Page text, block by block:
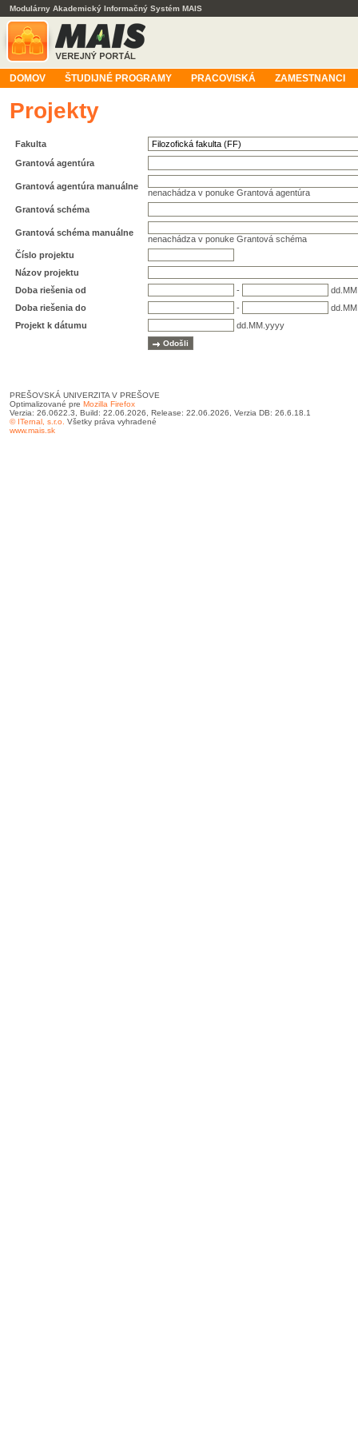
Modulárny Akademický Informačný Systém MAIS
DOMOV ŠTUDIJNÉ PROGRAMY PRACOVISKÁ ZAMESTNANCI
Projekty
Fakulta
Grantová agentúra
Grantová agentúra manuálne
nenachádza v ponuke Grantová agentúra
Grantová schéma
Grantová schéma manuálne
nenachádza v ponuke Grantová schéma
Číslo projektu
Názov projektu
Doba riešenia od
-
Doba riešenia do
-
Projekt k dátumu
dd.MM.yyyy
PREŠOVSKÁ UNIVERZITA V PREŠOVE
Optimalizované pre Mozilla Firefox
Verzia: 26.0622.3, Build: 22.06.2026, Release: 22.06.2026, Verzia DB: 26.6.18.1
© ITernal, s.r.o. Všetky práva vyhradené
www.mais.sk